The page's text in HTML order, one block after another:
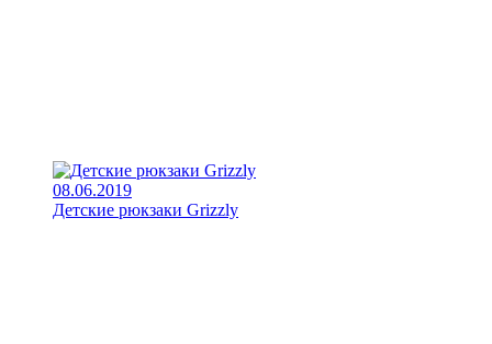
08.06.2019
Детские рюкзаки Grizzly